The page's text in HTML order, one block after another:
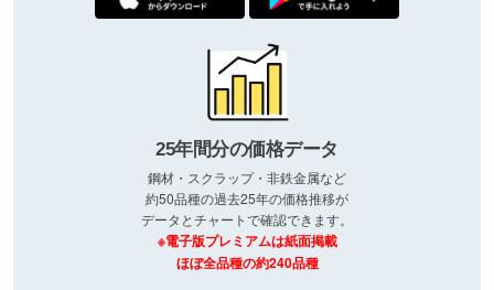
25年間分の価格データ
鋼材・スクラップ・非鉄金属など
約50品種の過去25年の価格推移が
データとチャートで確認できます。
※電子版プレミアムは紙面掲載
ほぼ全品種の約240品種